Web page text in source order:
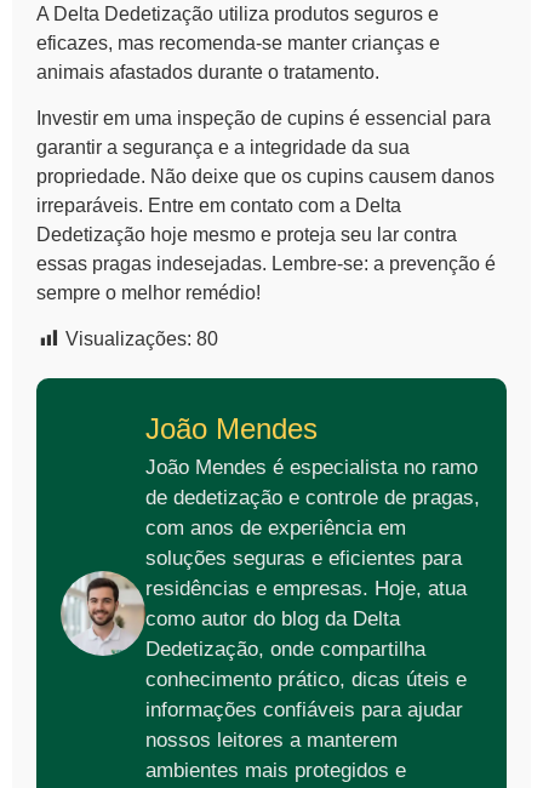
A Delta Dedetização utiliza produtos seguros e
eficazes, mas recomenda-se manter crianças e
animais afastados durante o tratamento.
Investir em uma inspeção de cupins é essencial para
garantir a segurança e a integridade da sua
propriedade. Não deixe que os cupins causem danos
irreparáveis. Entre em contato com a Delta
Dedetização hoje mesmo e proteja seu lar contra
essas pragas indesejadas. Lembre-se: a prevenção é
sempre o melhor remédio!
Visualizações: 80
João Mendes
João Mendes é especialista no ramo
de dedetização e controle de pragas,
com anos de experiência em
soluções seguras e eficientes para
residências e empresas. Hoje, atua
como autor do blog da Delta
Dedetização, onde compartilha
conhecimento prático, dicas úteis e
informações confiáveis para ajudar
nossos leitores a manterem
ambientes mais protegidos e